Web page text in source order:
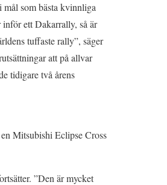
som bästa kvinnliga
ett Dakarrally, så är
tuffaste rally”, säger
att på allvar
tidigare två årens
Mitsubishi Eclipse Cross
”Den är mycket